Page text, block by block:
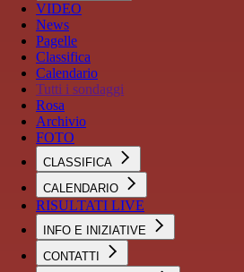
VIDEO
News
Pagelle
Classifica
Calendario
Tutti i sondaggi
Rosa
Archivio
FOTO
CLASSIFICA
CALENDARIO
RISULTATI LIVE
INFO E INIZIATIVE
CONTATTI